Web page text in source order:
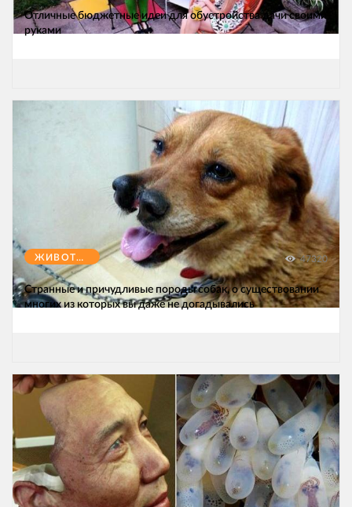
Отличные бюджетные идеи для обустройства дачи своими
руками
ЖИВОТНЫЕ 47320
Странные и причудливые породы собак, о существовании
многих из которых вы даже не догадывались